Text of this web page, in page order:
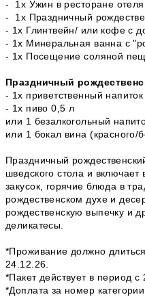
- 1x Ужин в ресторане отеля
- 1x Праздничный
- 1x Глинтвейн/ или кофе с
- 1х Минеральная ванна с
- 1x Посещение соляной
Праздничный
- 1х приветственный напиток
- 1х пиво 0,5 л
или 1 безалкогольный
или 1 бокал вина (красного/
Праздничный
шведского стола и
закусок, горячие блюда в
рождественском духе и
рождественскую выпечку и
деликатесы.
*Проживание должно
24.12.26.
*Пакет действует в период с
*Доплата за номер